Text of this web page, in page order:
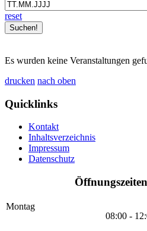
reset
Es wurden keine Veranstaltungen
drucken nach oben
Quicklinks
Kontakt
Inhaltsverzeichnis
Impressum
Datenschutz
Montag
08:00 -